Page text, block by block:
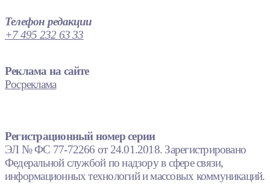
Телефон редакции
+7 495 232 63 33
Реклама на сайте
Росреклама
Регистрационный номер серии
ЭЛ № ФС 77-72266 от 24.01.2018. Зарегистрировано
Федеральной службой по надзору в сфере связи,
информационных технологий и массовых коммуникаций.